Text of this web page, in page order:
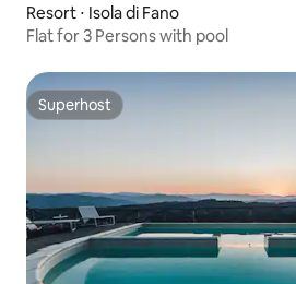
Resort ⋅ Isola di Fano
Flat for 3 Persons with pool
Superhost
Superhost